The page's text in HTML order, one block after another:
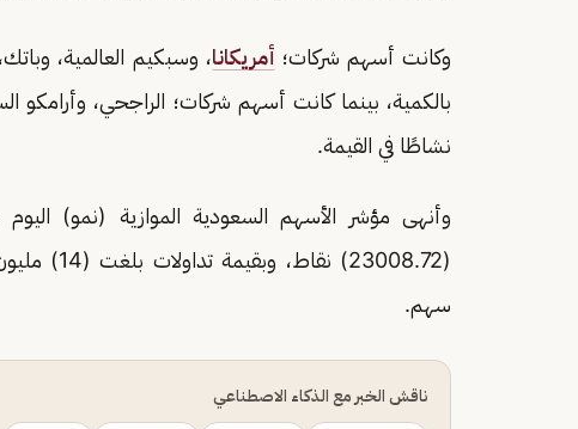
وكانت أسهم شركات؛ أمريكانا، وسبكيم العالمية،
بالكمية، بينما كانت أسهم شركات؛ الراجحي، وأرامكو
نشاطًا في القيمة.
(23008.72)
سهم.
ناقش الخبر مع الذكاء الاصطناعي